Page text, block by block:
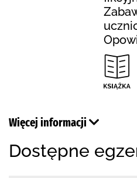
Więcej informacji
Dostępne